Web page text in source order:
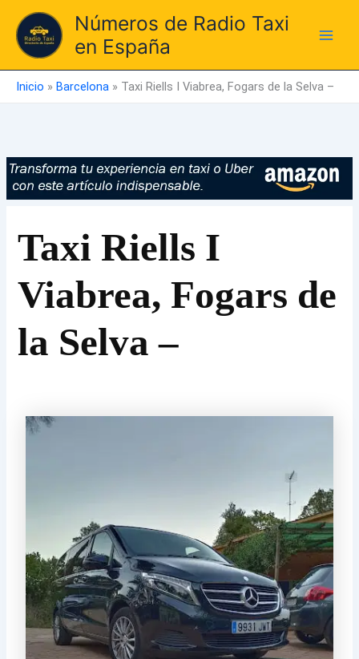
contenido
Números de Radio Taxi
en España
Inicio » Barcelona » Taxi Riells I Viabrea, Fogars de la Selva –
Taxi Riells I
Viabrea, Fogars de
la Selva –